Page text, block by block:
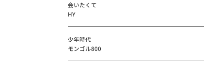
会いたくて
HY
少年時代
モンゴル800